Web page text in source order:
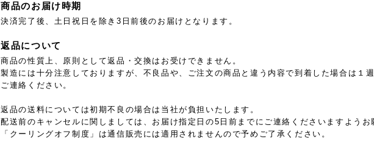
商品のお届け時期
決済完了後、土日祝日を除き3日前後のお届けとなります。
返品について
商品の性質上、原則として返品・交換はお受けできません。
製造には十分注意しておりますが、不良品や、ご注文の商品と違う内容で到着した場合は１
ご連絡ください。
返品の送料については初期不良の場合は当社が負担いたします。
配送前のキャンセルに関しましては、お届け指定日の5日前までにご連絡くださいますようお
「クーリングオフ制度」は通信販売には適用されませんので予めご了承ください。